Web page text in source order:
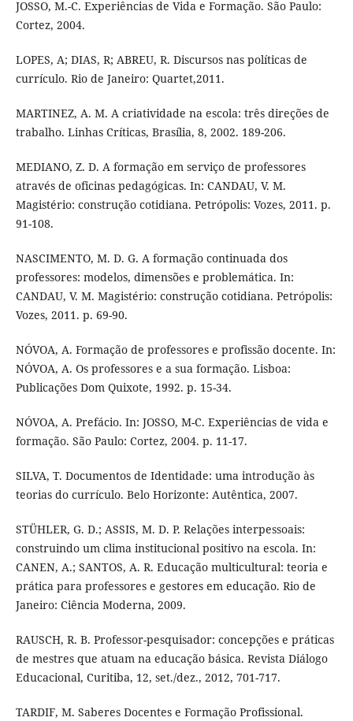
JOSSO, M.-C. Experiências de Vida e Formação. São Paulo:
Cortez, 2004.
LOPES, A; DIAS, R; ABREU, R. Discursos nas políticas de
currículo. Rio de Janeiro: Quartet,2011.
MARTINEZ, A. M. A criatividade na escola: três direções de
trabalho. Linhas Críticas, Brasília, 8, 2002. 189-206.
MEDIANO, Z. D. A formação em serviço de professores
através de oficinas pedagógicas. In: CANDAU, V. M.
Magistério: construção cotidiana. Petrópolis: Vozes, 2011. p.
91-108.
NASCIMENTO, M. D. G. A formação continuada dos
professores: modelos, dimensões e problemática. In:
CANDAU, V. M. Magistério: construção cotidiana. Petrópolis:
Vozes, 2011. p. 69-90.
NÓVOA, A. Formação de professores e profissão docente. In:
NÓVOA, A. Os professores e a sua formação. Lisboa:
Publicações Dom Quixote, 1992. p. 15-34.
NÓVOA, A. Prefácio. In: JOSSO, M-C. Experiências de vida e
formação. São Paulo: Cortez, 2004. p. 11-17.
SILVA, T. Documentos de Identidade: uma introdução às
teorias do currículo. Belo Horizonte: Autêntica, 2007.
STÜHLER, G. D.; ASSIS, M. D. P. Relações interpessoais:
construindo um clima institucional positivo na escola. In:
CANEN, A.; SANTOS, A. R. Educação multicultural: teoria e
prática para professores e gestores em educação. Rio de
Janeiro: Ciência Moderna, 2009.
RAUSCH, R. B. Professor-pesquisador: concepções e práticas
de mestres que atuam na educação básica. Revista Diálogo
Educacional, Curitiba, 12, set./dez., 2012, 701-717.
TARDIF, M. Saberes Docentes e Formação Profissional.